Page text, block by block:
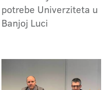
potrebe Univerziteta u
Banjoj Luci